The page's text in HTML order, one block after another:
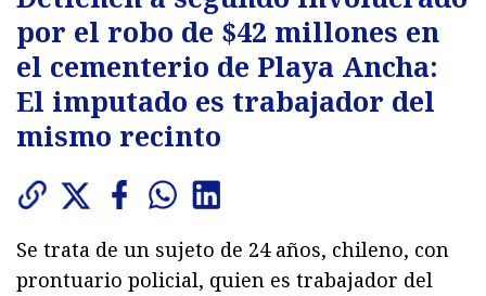
por el robo de $42 millones en
el cementerio de Playa Ancha:
El imputado es trabajador del
mismo recinto
Se trata de un sujeto de 24 años, chileno, con
prontuario policial, quien es trabajador del